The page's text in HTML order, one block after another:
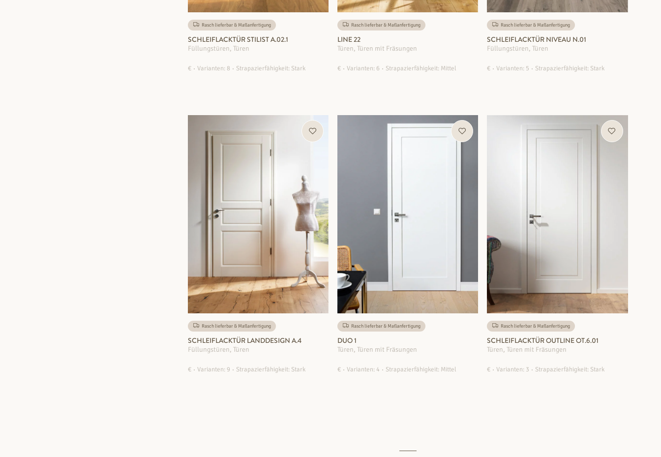
Rasch lieferbar & Maßanfertigung
SCHLEIFLACKTÜR STILIST A.02.1
Füllungstüren, Türen
€ Varianten: 8 Strapazierfähigkeit: Stark
ZUM PRODUKT
Rasch lieferbar & Maßanfertigung
LINE 22
Türen, Türen mit Fräsungen
€ Varianten: 6 Strapazierfähigkeit: Mittel
Rasch lieferbar & Maßanfertigung
SCHLEIFLACKTÜR NIVEAU N.01
Füllungstüren, Türen
€ Varianten: 5 Strapazierfähigkeit: Stark
Rasch lieferbar & Maßanfertigung
SCHLEIFLACKTÜR LANDDESIGN A.4
Füllungstüren, Türen
€ Varianten: 9 Strapazierfähigkeit: Stark
Rasch lieferbar & Maßanfertigung
DUO 1
Türen, Türen mit Fräsungen
€ Varianten: 4 Strapazierfähigkeit: Mittel
Rasch lieferbar & Maßanfertigung
SCHLEIFLACKTÜR OUTLINE OT.6.01
Türen, Türen mit Fräsungen
€ Varianten: 3 Strapazierfähigkeit: Stark